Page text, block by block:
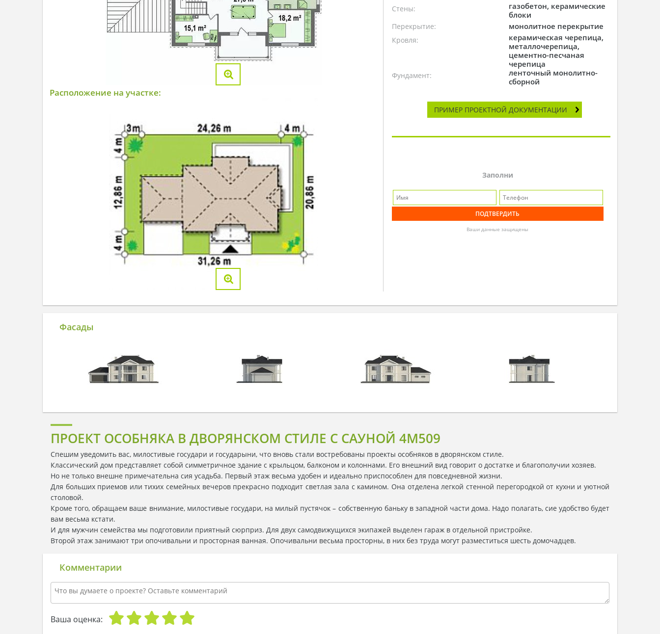
Расположение на участке:
Стены:
газобетон, керамические
блоки
Перекрытие: монолитное перекрытие
Кровля:
керамическая черепица,
металлочерепица,
цементно-песчаная
черепица
Фундамент:
ленточный монолитно-
сборной
ПРИМЕР ПРОЕКТНОЙ ДОКУМЕНТАЦИИ
Заполни
Ваши данные защищены
Фасады
ПРОЕКТ ОСОБНЯКА В ДВОРЯНСКОМ СТИЛЕ С САУНОЙ 4M509
Спешим уведомить вас, милостивые государи и государыни, что вновь стали востребованы проекты особняков в дворянском стиле.
Классический дом представляет собой симметричное здание с крыльцом, балконом и колоннами. Его внешний вид говорит о достатке и благополучии хозяев.
Но не только внешне примечательна сия усадьба. Первый этаж весьма удобен и идеально приспособлен для повседневной жизни.
Для больших приемов или тихих семейных вечеров прекрасно подходит светлая зала с камином. Она отделена легкой стенной перегородкой от кухни и уютной
столовой.
Кроме того, обращаем ваше внимание, милостивые государи, на милый пустячок – собственную баньку в западной части дома. Надо полагать, сие удобство будет
вам весьма кстати.
И для мужчин семейства мы подготовили приятный сюрприз. Для двух самодвижущихся экипажей выделен гараж в отдельной пристройке.
Второй этаж занимают три опочивальни и просторная ванная. Опочивальни весьма просторны, в них без труда могут разместиться шесть домочадцев.
Комментарии
Ваша оценка: